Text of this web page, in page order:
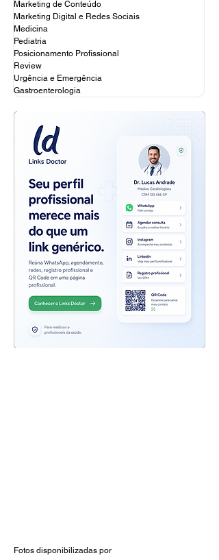
Marketing de Conteúdo
Marketing Digital e Redes Sociais
Medicina
Pediatria
Posicionamento Profissional
Review
Urgência e Emergência
Gastroenterologia
Fotos disponibilizadas por